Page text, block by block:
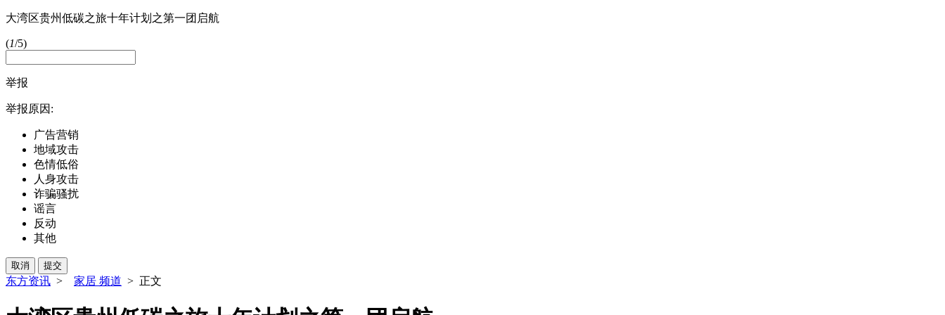
大湾区贵州低碳之旅十年计划之第一团启航
(1/5)
举报
举报原因:
广告营销
地域攻击
色情低俗
人身攻击
诈骗骚扰
谣言
反动
其他
取消 提交
东方资讯 > 家居 频道 > 正文